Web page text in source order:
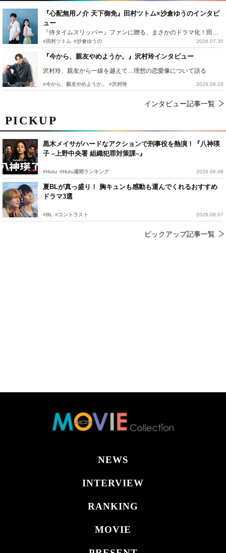
PICKUP
黒木メイサがハードなアクションで刑事役を熱演！『八神瑛
子 –上野中央署 組織犯罪対策課–』
#Hulu #Hulu週間ランキング 2026.08.08
夏BLが真っ盛り！ 胸キュンも感動も運んでくれるおすすめ
ドラマ3選
#BL #コントラスト 2026.08.07
ピックアップ記事一覧
『心配無用ノ介 天下御免』田村ツトム×沙倉ゆうのインタビ
ュー
『侍タイムスリッパー』ファンに贈る、まさかのドラマ化！田村ツトム×沙倉ゆうのが語る『心配無用ノ介』撮影秘話
#田村ツトム #沙倉ゆうの 2026.07.30
『今から、親友やめようか。』沢村玲インタビュー
沢村玲、親友から一線を越えて…理想の恋愛像について語る
#今から、親友やめようか。 #沢村玲 2026.06.20
インタビュー記事一覧
NEWS
INTERVIEW
RANKING
MOVIE